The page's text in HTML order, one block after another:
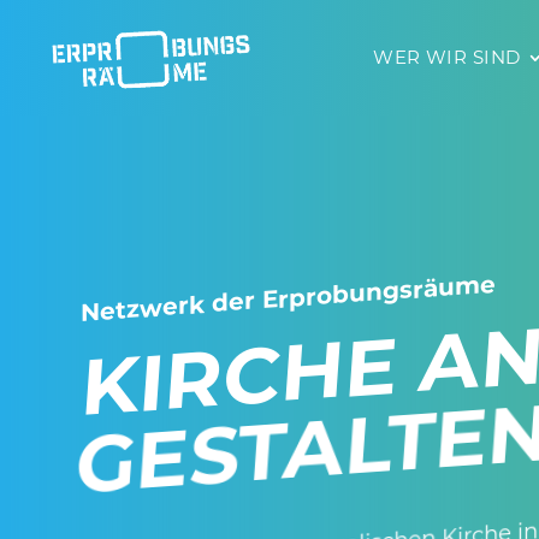
WER WIR SIND
WER WIR
Netz­werk der Erprobungsräume
ERLEBEN.